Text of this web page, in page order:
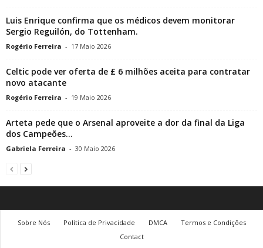
Luis Enrique confirma que os médicos devem monitorar
Sergio Reguilón, do Tottenham.
Rogério Ferreira - 17 Maio 2026
Celtic pode ver oferta de £ 6 milhões aceita para contratar
novo atacante
Rogério Ferreira - 19 Maio 2026
Arteta pede que o Arsenal aproveite a dor da final da Liga
dos Campeões...
Gabriela Ferreira - 30 Maio 2026
Sobre Nós Política de Privacidade DMCA
Termos e Condições
Contact